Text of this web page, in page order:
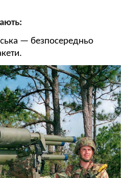
— безпосередньо